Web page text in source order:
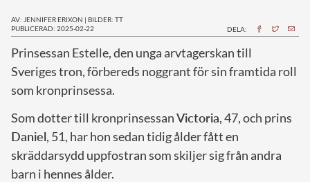
AV: JENNIFER ERIXON | BILDER: TT
PUBLICERAD: 2025-02-22
DELA:
Prinsessan Estelle, den unga arvtagerskan till
Sveriges tron, förbereds noggrant för sin framtida roll
som kronprinsessa.
Som dotter till kronprinsessanVictoria, 47, och prins
Daniel, 51, har hon sedan tidig ålder fått en
skräddarsydd uppfostran som skiljer sig från andra
barn i hennes ålder.